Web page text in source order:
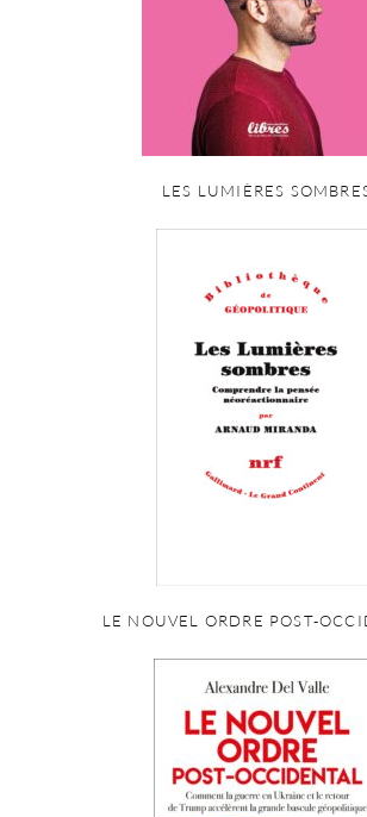
LES LUMIÈRES
LE NOUVEL ORDRE POST-